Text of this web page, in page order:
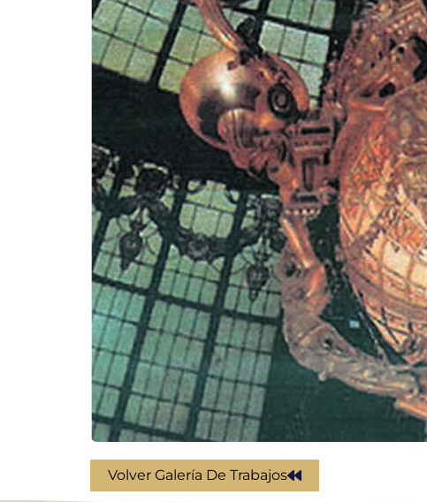
Volver Galería De Trabajos